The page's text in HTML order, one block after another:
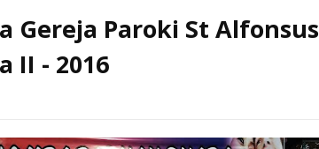
Gereja Paroki St Alfonsus
II - 2016